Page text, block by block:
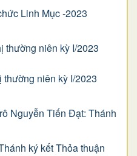
Linh Mục -2023
thường niên kỳ I/2023
niên kỳ I/2023
Nguyễn Tiến Đạt: Thánh
ký kết Thỏa thuận